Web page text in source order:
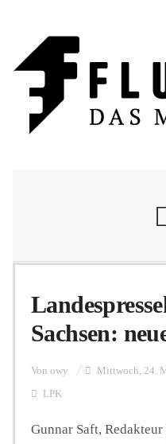
Sachsen:
Von owy Mittwoch, 24.
LPK
Gunnar Saft,